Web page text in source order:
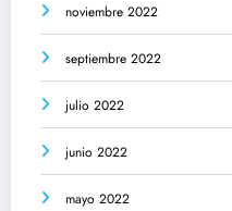
noviembre 2022
septiembre 2022
julio 2022
junio 2022
mayo 2022